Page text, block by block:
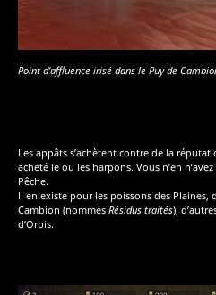
Point d’affluence irisé dans le Puy de
Les appâts s’achètent contre de la
acheté le ou les harpons. Vous n’en
Pêche.
Il en existe pour les poissons des Plaines,
Cambion (nommés Résidus traités),
d’Orbis.